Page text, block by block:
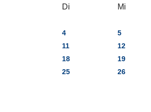
Di Mi
4 5
11 12
18 19
25 26